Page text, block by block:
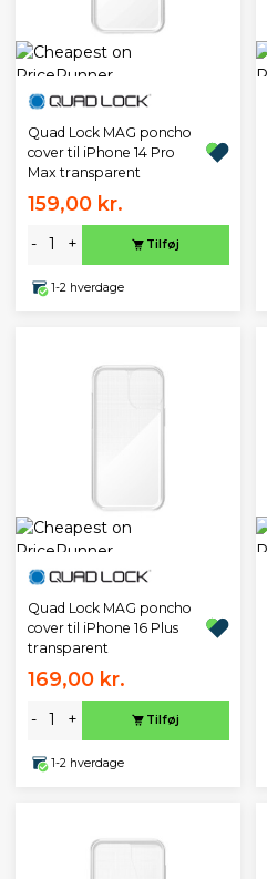
Quad Lock MAG poncho
cover til iPhone 14 Pro
Max transparent
159,00 kr.
- + Tilføj
1-2 hverdage
Quad Lock MAG poncho
cover til iPhone 16 Plus
transparent
169,00 kr.
- + Tilføj
1-2 hverdage